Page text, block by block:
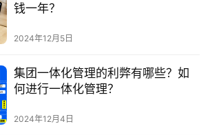
钱一年？
2024年12月5日
集团一体化管理的利弊有哪些？如
何进行一体化管理？
2024年12月4日